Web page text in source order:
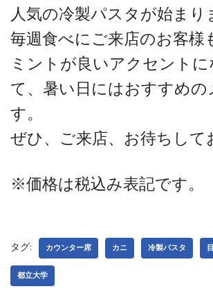
人気の冷製パスタが始まり
毎週食べにご来店のお客
ミントが良いアクセント
て、暑い日にはおすすめ
す。
ぜひ、ご来店、お待ちして
※価格は税込み表記です。
タグ: カウンター席 カニ 冷製パスタ
都立大学